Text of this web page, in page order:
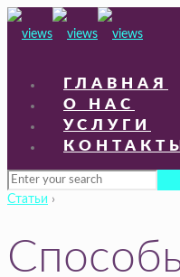
ГЛАВНАЯ
О НАС
УСЛУГИ
КОНТАКТЫ
Статьи ›